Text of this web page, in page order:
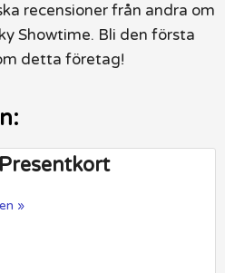
recensioner från andra om
Showtime. Bli den första
detta företag!
»